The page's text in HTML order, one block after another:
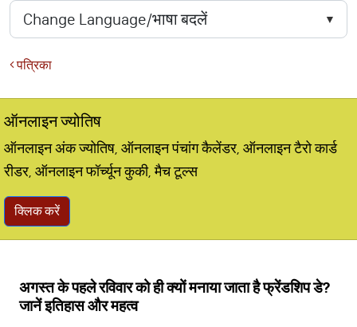
पत्रिका
ऑनलाइन ज्योतिष
ऑनलाइन अंक ज्योतिष, ऑनलाइन पंचांग कैलेंडर, ऑनलाइन टैरो कार्ड
रीडर, ऑनलाइन फॉर्च्यून कुकी, मैच टूल्स
क्लिक करें
अगस्त के पहले रविवार को ही क्यों मनाया जाता है फ्रेंडशिप डे?
जानें इतिहास और महत्व